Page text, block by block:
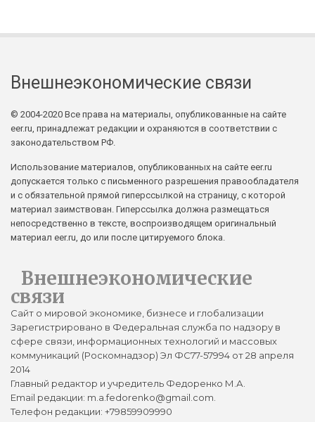
Внешнеэкономические связи
© 2004-2020 Все права на материалы, опубликованные на сайте
eer.ru, принадлежат редакции и охраняются в соответствии с
законодательством РФ.
Использование материалов, опубликованных на сайте eer.ru
допускается только с письменного разрешения правообладателя
и с обязательной прямой гиперссылкой на страницу, с которой
материал заимствован. Гиперссылка должна размещаться
непосредственно в тексте, воспроизводящем оригинальный
материал eer.ru, до или после цитируемого блока.
Внешнеэкономические
связи
Сайт о мировой экономике, бизнесе и глобализации
Зарегистрировано в Федеральная служба по надзору в
сфере связи, информационных технологий и массовых
коммуникаций (Роскомнадзор) Эл ФС77-57994 от 28 апреля
2014
Главный редактор и учредитель Федоренко М.А.
Email редакции: m.a.fedorenko@gmail.com.
Телефон редакции: +79859909990